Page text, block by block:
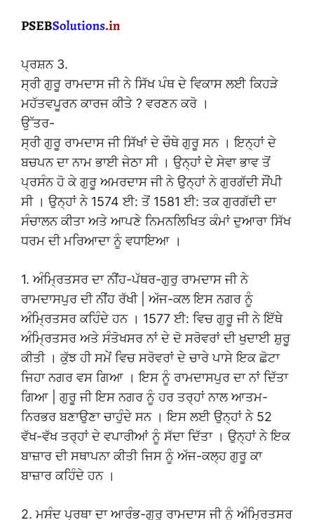
ਪ੍ਰਸ਼ਨ 3.
ਸ੍ਰੀ ਗੁਰੂ ਰਾਮਦਾਸ ਜੀ ਨੇ ਸਿੱਖ ਪੰਥ ਦੇ ਵਿਕਾਸ ਲਈ ਕਿਹੜੇ
ਮਹੱਤਵਪੂਰਨ ਕਾਰਜ ਕੀਤੇ ? ਵਰਣਨ ਕਰੋ ।
ਉੱਤਰ-
ਸ੍ਰੀ ਗੁਰੂ ਰਾਮਦਾਸ ਜੀ ਸਿੱਖਾਂ ਦੇ ਚੌਥੇ ਗੁਰੂ ਸਨ । ਇਨ੍ਹਾਂ ਦੇ
ਬਚਪਨ ਦਾ ਨਾਮ ਭਾਈ ਜੇਠਾ ਸੀ । ਉਨ੍ਹਾਂ ਦੇ ਸੇਵਾ ਭਾਵ ਤੋਂ
ਪ੍ਰਸੰਨ ਹੋ ਕੇ ਗੁਰੂ ਅਮਰਦਾਸ ਜੀ ਨੇ ਉਨ੍ਹਾਂ ਨੇ ਗੁਰਗੱਦੀ ਸੌਂਪੀ
ਸੀ । ਉਨ੍ਹਾਂ ਨੇ 1574 ਈ: ਤੋਂ 1581 ਈ: ਤਕ ਗੁਰਗੱਦੀ ਦਾ
ਸੰਚਾਲਨ ਕੀਤਾ ਅਤੇ ਆਪਣੇ ਨਿਮਨਲਿਖਿਤ ਕੰਮਾਂ ਦੁਆਰਾ ਸਿੱਖ
ਧਰਮ ਦੀ ਮਰਿਆਦਾ ਨੂੰ ਵਧਾਇਆ ।
1. ਅੰਮ੍ਰਿਤਸਰ ਦਾ ਨੀਂਹ-ਪੱਥਰ-ਗੁਰੁ ਰਾਮਦਾਸ ਜੀ ਨੇ
ਰਾਮਦਾਸਪੁਰ ਦੀ ਨੀਂਹ ਰੱਖੀ | ਅੱਜ-ਕਲ ਇਸ ਨਗਰ ਨੂੰ
ਅੰਮ੍ਰਿਤਸਰ ਕਹਿੰਦੇ ਹਨ । 1577 ਈ: ਵਿਚ ਗੁਰੂ ਜੀ ਨੇ ਇੱਥੇ
ਅੰਮ੍ਰਿਤਸਰ ਅਤੇ ਸੰਤੋਖਸਰ ਨਾਂ ਦੇ ਦੋ ਸਰੋਵਰਾਂ ਦੀ ਖੁਦਾਈ ਸ਼ੁਰੂ
ਕੀਤੀ । ਕੁੱਝ ਹੀ ਸਮੇਂ ਵਿਚ ਸਰੋਵਰਾਂ ਦੇ ਚਾਰੇ ਪਾਸੇ ਇਕ ਛੋਟਾ
ਜਿਹਾ ਨਗਰ ਵਸ ਗਿਆ । ਇਸ ਨੂੰ ਰਾਮਦਾਸਪੁਰ ਦਾ ਨਾਂ ਦਿੱਤਾ
ਗਿਆ | ਗੁਰੂ ਜੀ ਇਸ ਨਗਰ ਨੂੰ ਹਰ ਤਰ੍ਹਾਂ ਨਾਲ ਆਤਮ-
ਨਿਰਭਰ ਬਣਾਉਣਾ ਚਾਹੁੰਦੇ ਸਨ । ਇਸ ਲਈ ਉਨ੍ਹਾਂ ਨੇ 52
ਵੱਖ-ਵੱਖ ਤਰ੍ਹਾਂ ਦੇ ਵਪਾਰੀਆਂ ਨੂੰ ਸੱਦਾ ਦਿੱਤਾ । ਉਨ੍ਹਾਂ ਨੇ ਇਕ
ਬਾਜ਼ਾਰ ਦੀ ਸਥਾਪਨਾ ਕੀਤੀ ਜਿਸ ਨੂੰ ਅੱਜ-ਕਲ੍ਹ ਗੁਰੂ ਕਾ
ਬਾਜ਼ਾਰ ਕਹਿੰਦੇ ਹਨ ।
2. ਮਸੰਦ ਪ੍ਰਥਾ ਦਾ ਆਰੰਭ-ਗੁਰੂ ਰਾਮਦਾਸ ਜੀ ਨੂੰ ਅੰਮ੍ਰਿਤਸਰ